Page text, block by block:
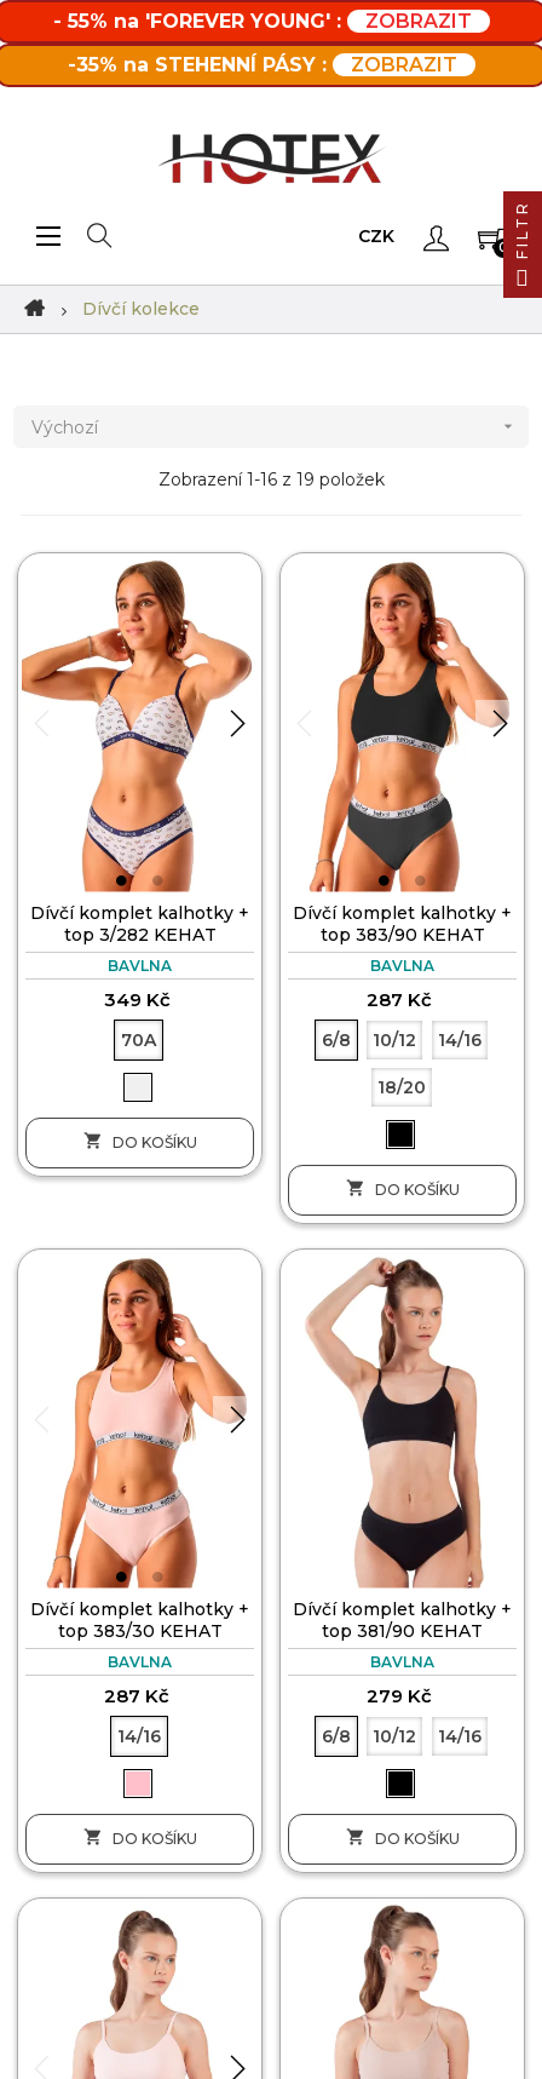
- 55% na 'FOREVER YOUNG' :
ZOBRAZIT
-35% na STEHENNÍ PÁSY :
ZOBRAZIT
Toggle navigation
☰ CZK
0
Dívčí kolekce
Výchozí 
Zobrazení 1-16 z 19 položek
Dívčí komplet kalhotky +
top 3/282 KEHAT
BAVLNA
349 Kč
70A
 DO KOŠÍKU
Dívčí komplet kalhotky +
top 383/90 KEHAT
BAVLNA
287 Kč
6/8 10/12 14/16
18/20
 DO KOŠÍKU
Dívčí komplet kalhotky +
top 383/30 KEHAT
BAVLNA
287 Kč
14/16
 DO KOŠÍKU
Dívčí komplet kalhotky +
top 381/90 KEHAT
BAVLNA
279 Kč
6/8 10/12 14/16
 DO KOŠÍKU
FILTR